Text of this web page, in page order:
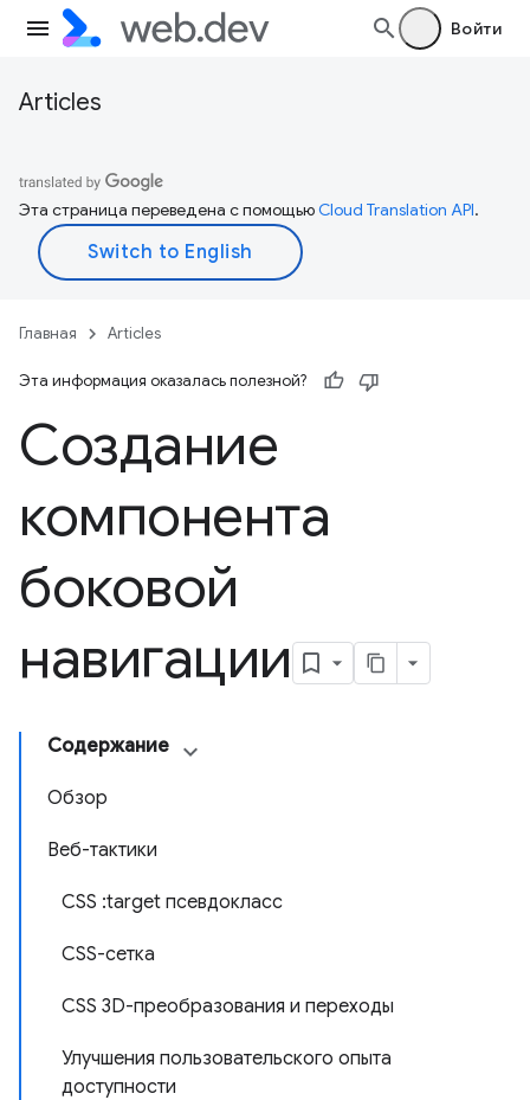
Войти
Articles
Эта страница переведена с помощьюCloud Translation API.
Главная Articles
Эта информация оказалась полезной?
Создание
компонента
боковой
навигации
Содержание
Обзор
Веб-тактики
CSS :target псевдокласс
CSS-сетка
CSS 3D-преобразования и переходы
Улучшения пользовательского опыта
доступности